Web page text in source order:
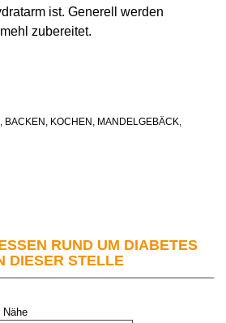
ist. Generell werden
zubereitet.
, BACKEN , KOCHEN , MANDELGEBÄCK,
RUND UM DIABETES
DIESER STELLE
Nähe